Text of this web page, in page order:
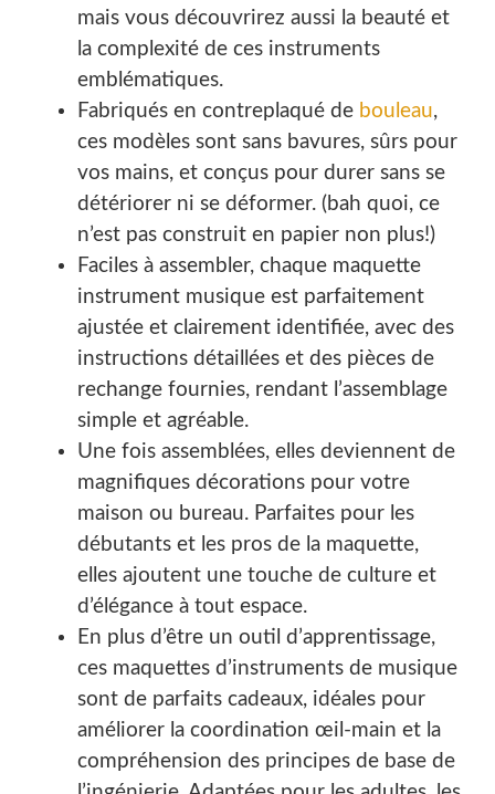
mais vous découvrirez aussi la beauté et
la complexité de ces instruments
emblématiques.
Fabriqués en contreplaqué de bouleau,
ces modèles sont sans bavures, sûrs pour
vos mains, et conçus pour durer sans se
détériorer ni se déformer. (bah quoi, ce
n’est pas construit en papier non plus!)
Faciles à assembler, chaque maquette
instrument musique est parfaitement
ajustée et clairement identifiée, avec des
instructions détaillées et des pièces de
rechange fournies, rendant l’assemblage
simple et agréable.
Une fois assemblées, elles deviennent de
magnifiques décorations pour votre
maison ou bureau. Parfaites pour les
débutants et les pros de la maquette,
elles ajoutent une touche de culture et
d’élégance à tout espace.
En plus d’être un outil d’apprentissage,
ces maquettes d’instruments de musique
sont de parfaits cadeaux, idéales pour
améliorer la coordination œil-main et la
compréhension des principes de base de